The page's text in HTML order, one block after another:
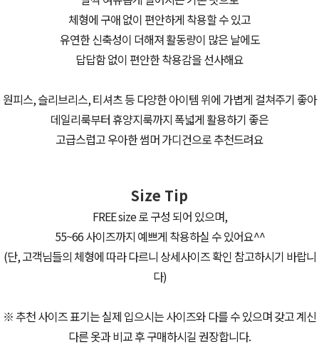
체형에 구애 없이 편안하게 착용할 수 있고
유연한 신축성이 더해져 활동량이 많은 날에도
답답함 없이 편안한 착용감을 선사해요
원피스, 슬리브리스, 티셔츠 등 다양한 아이템 위에 가볍게 걸쳐주기 좋아
데일리룩부터 휴양지룩까지 폭넓게 활용하기 좋은
고급스럽고 우아한 썸머 가디건으로 추천드려요
Size Tip
FREE size 로 구성 되어 있으며,
55~66 사이즈까지 예쁘게 착용하실 수 있어요^^
(단, 고객님들의 체형에 따라 다르니 상세사이즈 확인 참고하시기 바랍니
다)
※ 추천 사이즈 표기는 실제 입으시는 사이즈와 다를 수 있으며 갖고 계신
다른 옷과 비교 후 구매하시길 권장합니다.